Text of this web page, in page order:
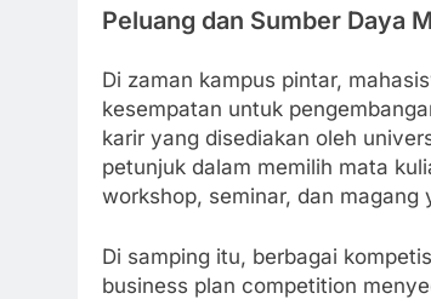
Peluang dan Sumber Daya
Di zaman kampus pintar,
kesempatan untuk
karir yang disediakan oleh
petunjuk dalam memilih mata
workshop, seminar, dan
Di samping itu, berbagai
business plan competition